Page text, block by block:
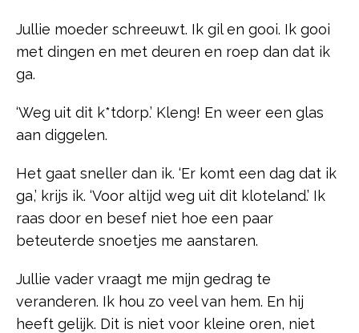
Jullie moeder schreeuwt. Ik gil en gooi. Ik gooi
met dingen en met deuren en roep dan dat ik
ga.
‘Weg uit dit k*tdorp.’ Kleng! En weer een glas
aan diggelen.
Het gaat sneller dan ik. ‘Er komt een dag dat ik
ga,’ krijs ik. ‘Voor altijd weg uit dit kloteland.’ Ik
raas door en besef niet hoe een paar
beteuterde snoetjes me aanstaren.
Jullie vader vraagt me mijn gedrag te
veranderen. Ik hou zo veel van hem. En hij
heeft gelijk. Dit is niet voor kleine oren, niet